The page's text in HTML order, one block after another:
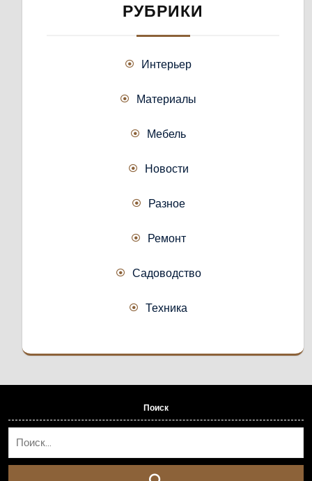
РУБРИКИ
Интерьер
Материалы
Мебель
Новости
Разное
Ремонт
Садоводство
Техника
Поиск